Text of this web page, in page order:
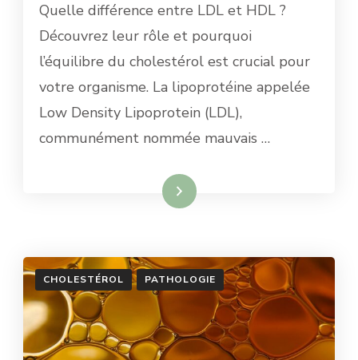
Quelle différence entre LDL et HDL ?
Découvrez leur rôle et pourquoi
l’équilibre du cholestérol est crucial pour
votre organisme. La lipoprotéine appelée
Low Density Lipoprotein (LDL),
communément nommée mauvais …
Lire la suite
CHOLESTÉROL PATHOLOGIE